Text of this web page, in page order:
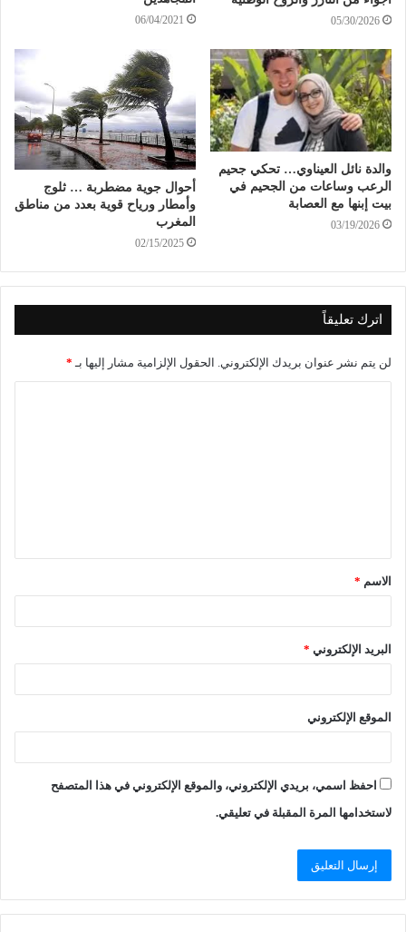
05/30/2026
06/04/2021
والدة نائل العيناوي… تحكي جحيم
الرعب وساعات من الجحيم في
بيت إبنها مع العصابة
03/19/2026
أحوال جوية مضطربة … ثلوج
وأمطار ورياح قوية بعدد من مناطق
المغرب
02/15/2025
اترك تعليقاً
لن يتم نشر عنوان بريدك الإلكتروني. الحقول الإلزامية مشار إليها بـ *
الاسم *
البريد الإلكتروني *
الموقع الإلكتروني
احفظ اسمي، بريدي الإلكتروني، والموقع الإلكتروني في هذا المتصفح
لاستخدامها المرة المقبلة في تعليقي.